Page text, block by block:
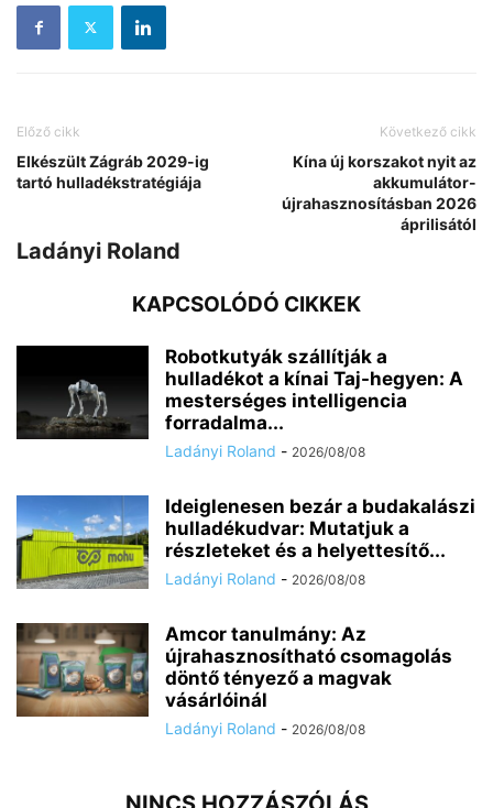
Előző cikk
Elkészült Zágráb 2029-ig
tartó hulladékstratégiája
Következő cikk
Kína új korszakot nyit az
akkumulátor-
újrahasznosításban 2026
áprilisától
Ladányi Roland
KAPCSOLÓDÓ CIKKEK
Robotkutyák szállítják a
hulladékot a kínai Taj-hegyen: A
mesterséges intelligencia
forradalma...
Ladányi Roland - 2026/08/08
Ideiglenesen bezár a budakalászi
hulladékudvar: Mutatjuk a
részleteket és a helyettesítő...
Ladányi Roland - 2026/08/08
Amcor tanulmány: Az
újrahasznosítható csomagolás
döntő tényező a magvak
vásárlóinál
Ladányi Roland - 2026/08/08